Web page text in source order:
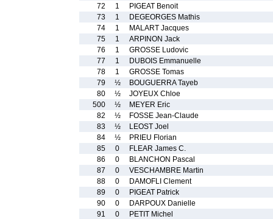
72
1
PIGEAT Benoit
73
1
DEGEORGES Mathis
74
1
MALART Jacques
75
1
ARPINON Jack
76
1
GROSSE Ludovic
77
1
DUBOIS Emmanuelle
78
1
GROSSE Tomas
79
½
BOUGUERRA Tayeb
80
½
JOYEUX Chloe
500
½
MEYER Eric
82
½
FOSSE Jean-Claude
83
½
LEOST Joel
84
½
PRIEU Florian
85
0
FLEAR James C.
86
0
BLANCHON Pascal
87
0
VESCHAMBRE Martin
88
0
DAMOFLI Clement
89
0
PIGEAT Patrick
90
0
DARPOUX Danielle
91
0
PETIT Michel